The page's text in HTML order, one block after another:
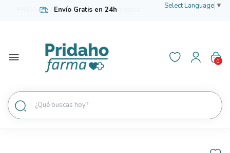
Envío Gratis en 24h Select Language ▼
0